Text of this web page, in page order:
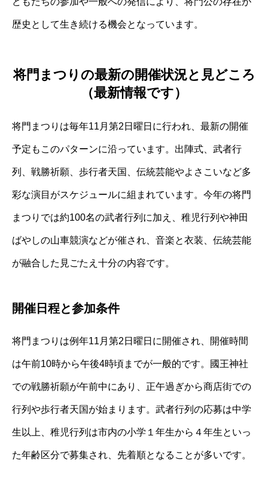
歴史として生き続ける機会となっています。
将門まつりの最新の開催状況と見どころ
（最新情報です）
将門まつりは毎年11月第2日曜日に行われ、最新の開催
予定もこのパターンに沿っています。出陣式、武者行
列、戦勝祈願、歩行者天国、伝統芸能やよさこいなど多
彩な演目がスケジュールに組まれています。今年の将門
まつりでは約100名の武者行列に加え、稚児行列や神田
ばやしの山車競演などが催され、音楽と衣装、伝統芸能
が融合した見ごたえ十分の内容です。
開催日程と参加条件
将門まつりは例年11月第2日曜日に開催され、開催時間
は午前10時から午後4時頃までが一般的です。國王神社
での戦勝祈願が午前中にあり、正午過ぎから商店街での
行列や歩行者天国が始まります。武者行列の応募は中学
生以上、稚児行列は市内の小学１年生から４年生といっ
た年齢区分で募集され、先着順となることが多いです。